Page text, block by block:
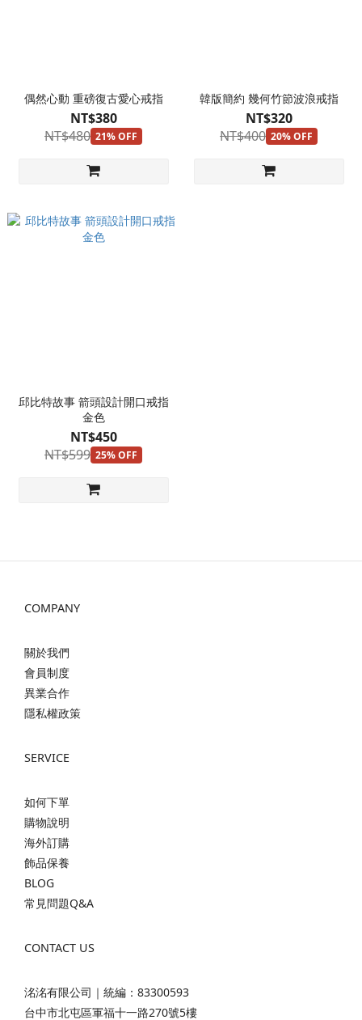
偶然心動 重磅復古愛心戒指
NT$380
NT$480 21% OFF
韓版簡約 幾何竹節波浪戒指
NT$320
NT$400 20% OFF
邱比特故事 箭頭設計開口戒指
金色
NT$450
NT$599 25% OFF
COMPANY
關於我們
會員制度
異業合作
隱私權政策
SERVICE
如何下單
購物說明
海外訂購
飾品保養
BLOG
常見問題Q&A
CONTACT US
洺洺有限公司｜統編：83300593
台中市北屯區軍福十一路270號5樓